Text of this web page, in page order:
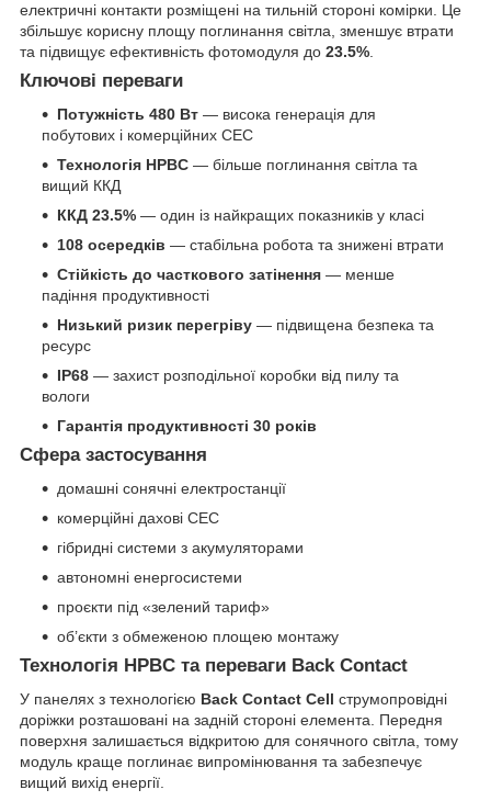
електричні контакти розміщені на тильній стороні комірки. Це
збільшує корисну площу поглинання світла, зменшує втрати
та підвищує ефективність фотомодуля до 23.5%.
Ключові переваги
Потужність 480 Вт — висока генерація для
побутових і комерційних СЕС
Технологія HPBC — більше поглинання світла та
вищий ККД
ККД 23.5% — один із найкращих показників у класі
108 осередків — стабільна робота та знижені втрати
Стійкість до часткового затінення — менше
падіння продуктивності
Низький ризик перегріву — підвищена безпека та
ресурс
IP68 — захист розподільної коробки від пилу та
вологи
Гарантія продуктивності 30 років
Сфера застосування
домашні сонячні електростанції
комерційні дахові СЕС
гібридні системи з акумуляторами
автономні енергосистеми
проєкти під «зелений тариф»
об’єкти з обмеженою площею монтажу
Технологія HPBC та переваги Back Contact
У панелях з технологією Back Contact Cell струмопровідні
доріжки розташовані на задній стороні елемента. Передня
поверхня залишається відкритою для сонячного світла, тому
модуль краще поглинає випромінювання та забезпечує
вищий вихід енергії.